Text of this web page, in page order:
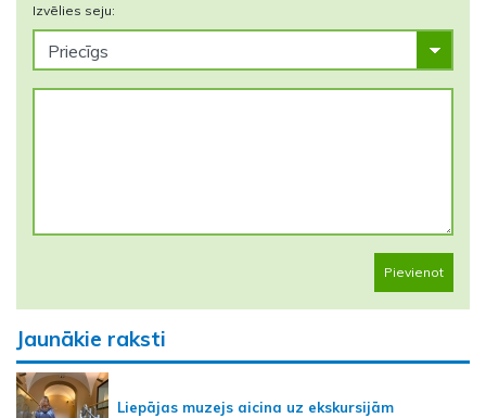
Izvēlies seju:
Pievienot
Jaunākie raksti
Liepājas muzejs aicina uz ekskursijām